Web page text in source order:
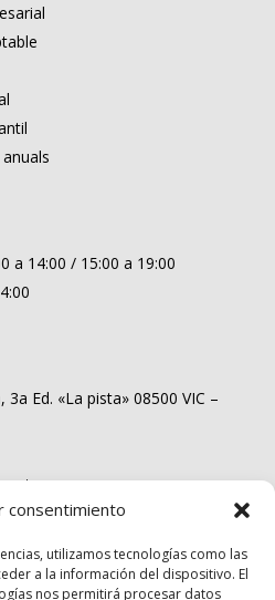
consentimiento
utilizamos tecnologías como las
a la información del dispositivo. El
nos permitirá procesar datos
a 14:00 / 15:00 a 19:00
3a Ed. «La pista» 08500 VIC –